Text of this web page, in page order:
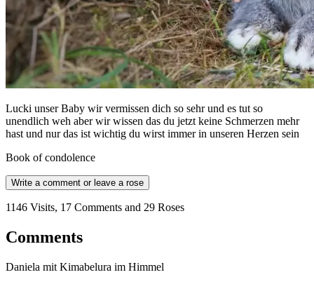
Lucki unser Baby wir vermissen dich so sehr und es tut so
unendlich weh aber wir wissen das du jetzt keine Schmerzen mehr
hast und nur das ist wichtig du wirst immer in unseren Herzen sein
Book of condolence
Write a comment or leave a rose
1146 Visits, 17 Comments and 29 Roses
Comments
Daniela mit Kimabelura im Himmel